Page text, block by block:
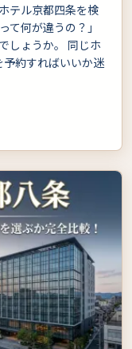
テル京都四条を検
て何が違うの？」
しょうか。 同じホ
約すればいいか迷